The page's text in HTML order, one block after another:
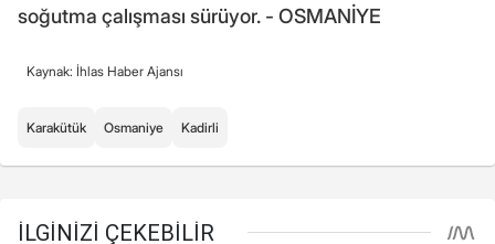
soğutma çalışması sürüyor. - OSMANİYE
Kaynak: İhlas Haber Ajansı
Karakütük Osmaniye Kadirli